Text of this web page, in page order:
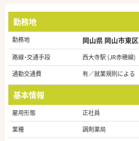
勤務地
勤務地 岡山県 岡山市東区
路線・交通手段
西大寺駅 (JR赤穂線)
通勤交通費
有／就業規則による
基本情報
雇用形態
正社員
業種
調剤薬局